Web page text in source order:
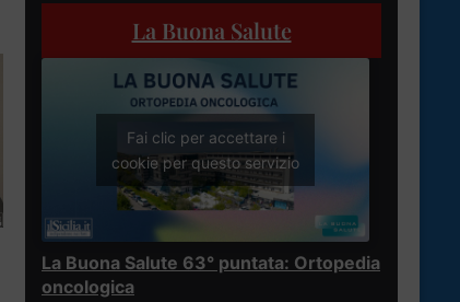
La Buona Salute
Fai clic per accettare i
cookie per questo servizio
La Buona Salute 63° puntata: Ortopedia
oncologica